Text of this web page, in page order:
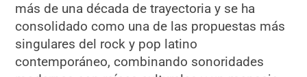
más de una década de trayectoria y se ha
consolidado como una de las propuestas más
singulares del rock y pop latino
contemporáneo, combinando sonoridades